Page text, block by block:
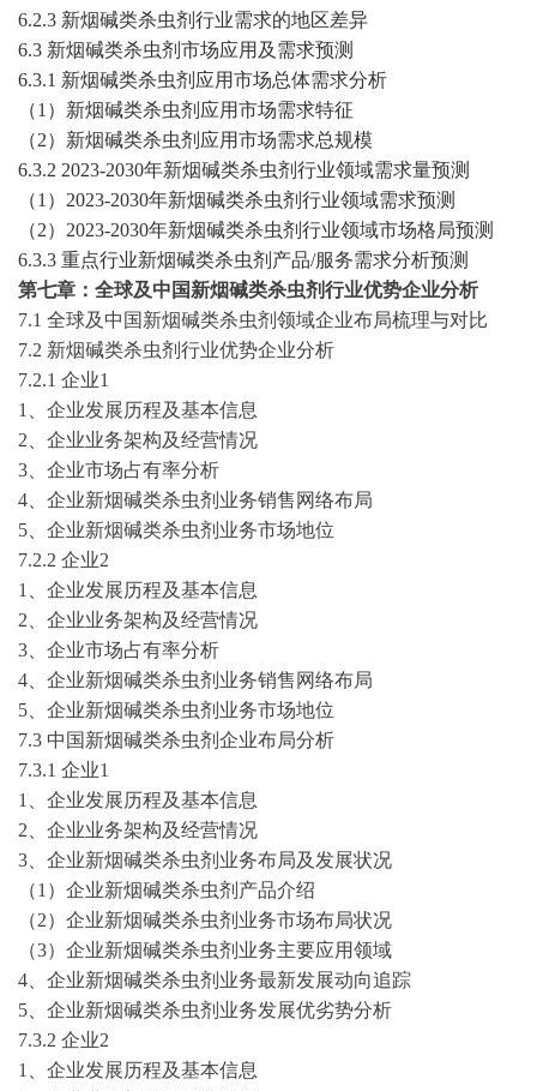
6.2.3 新烟碱类杀虫剂 行业需求的地区差异
6.3 新烟碱类杀虫剂 市场应用及需求预测
6.3.1 新烟碱类杀虫剂 应用市场总体需求分析
（1） 新烟碱类杀虫剂 应用市场需求特征
（2） 新烟碱类杀虫剂 应用市场需求总规模
6.3.2 2023-2030年新烟碱类杀虫剂 行业领域需求量预测
（1） 2023-2030年新烟碱类杀虫剂 行业领域需求预测
（2） 2023-2030年新烟碱类杀虫剂 行业领域市场格局预测
6.3.3 重点行业新烟碱类杀虫剂 产品/服务需求分析预测
第七章： 全球及中国新烟碱类杀虫剂行业优势企业分析
7.1 全球及中国 新烟碱类杀虫剂 领域企业布局梳理与对比
7.2 新烟碱类杀虫剂 行业优势企业分析
7.2.1 企业1
1、企业发展历程及基本信息
2、企业业务架构及经营情况
3、企业市场占有率分析
4、企业新烟碱类杀虫剂 业务销售网络布局
5、企业新烟碱类杀虫剂 业务市场地位
7.2.2 企业2
1、企业发展历程及基本信息
2、企业业务架构及经营情况
3、企业市场占有率分析
4、企业新烟碱类杀虫剂 业务销售网络布局
5、企业新烟碱类杀虫剂 业务市场地位
7.3 中国 新烟碱类杀虫剂 企业布局分析
7.3.1 企业1
1、企业发展历程及基本信息
2、企业业务架构及经营情况
3、企业新烟碱类杀虫剂 业务布局及发展状况
（1）企业新烟碱类杀虫剂 产品介绍
（2）企业新烟碱类杀虫剂 业务市场布局状况
（3）企业新烟碱类杀虫剂 业务主要应用领域
4、企业新烟碱类杀虫剂 业务最新发展动向追踪
5、企业新烟碱类杀虫剂 业务发展优劣势分析
7.3.2 企业2
1、企业发展历程及基本信息